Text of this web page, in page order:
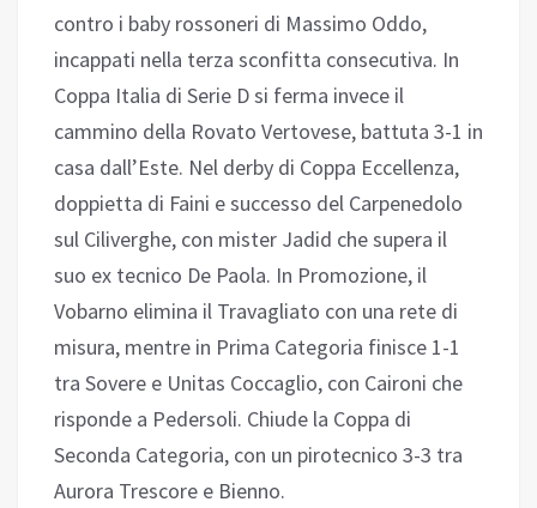
contro i baby rossoneri di Massimo Oddo,
incappati nella terza sconfitta consecutiva. In
Coppa Italia di Serie D si ferma invece il
cammino della Rovato Vertovese, battuta 3-1 in
casa dall’Este. Nel derby di Coppa Eccellenza,
doppietta di Faini e successo del Carpenedolo
sul Ciliverghe, con mister Jadid che supera il
suo ex tecnico De Paola. In Promozione, il
Vobarno elimina il Travagliato con una rete di
misura, mentre in Prima Categoria finisce 1-1
tra Sovere e Unitas Coccaglio, con Caironi che
risponde a Pedersoli. Chiude la Coppa di
Seconda Categoria, con un pirotecnico 3-3 tra
Aurora Trescore e Bienno.